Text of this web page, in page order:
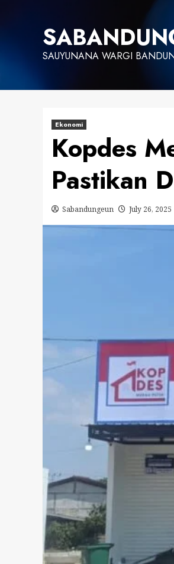
SAUYUNANA WARGI
Ekonomi
Kopdes
Pastikan
Sabandungeun July 26, 2025